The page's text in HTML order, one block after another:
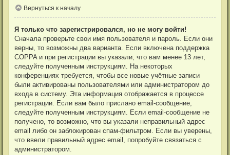
Вернуться к началу
Я только что зарегистрировался, но не могу войти!
Сначала проверьте свои имя пользователя и пароль. Если они
верны, то возможны два варианта. Если включена поддержка
COPPA и при регистрации вы указали, что вам менее 13 лет,
следуйте полученным инструкциям. На некоторых
конференциях требуется, чтобы все новые учётные записи
были активированы пользователями или администратором до
входа в систему. Эта информация отображается в процессе
регистрации. Если вам было прислано email-сообщение,
следуйте полученным инструкциям. Если email-сообщение не
получено, то возможно, что вы указали неправильный адрес
email либо он заблокирован спам-фильтром. Если вы уверены,
что ввели правильный адрес email, попробуйте связаться с
администратором.